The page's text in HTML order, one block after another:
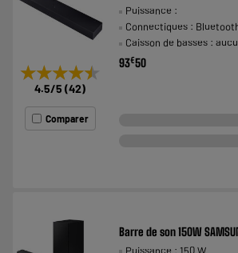
★★★★★
★★★★★
4.5/5 (42)
Comparer
Puissance :
Connectiques :
Caisson de basses :
93€50
Barre de son 150W
Puissance : 150 W